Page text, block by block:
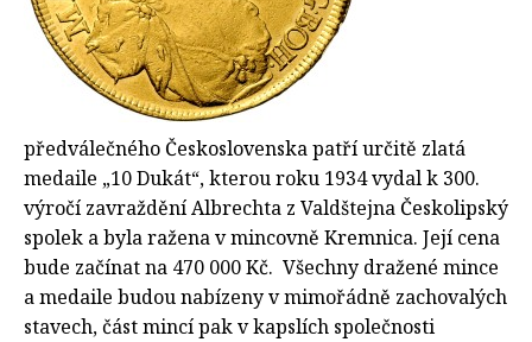
předválečného Československa patří určitě zlatá
medaile „10 Dukát“, kterou roku 1934 vydal k 300.
výročí zavraždění Albrechta z Valdštejna Českolipský
spolek a byla ražena v mincovně Kremnica. Její cena
bude začínat na 470 000 Kč. Všechny dražené mince
a medaile budou nabízeny v mimořádně zachovalých
stavech, část mincí pak v kapslích společnosti